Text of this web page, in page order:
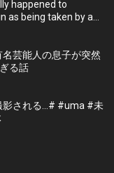
happened to
as being taken by a
名芸能人の息子が突然
る話
影される…# #uma #未